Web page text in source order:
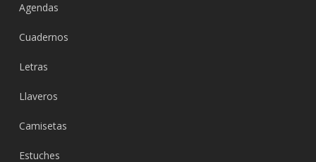
Agendas
Cuadernos
Letras
Llaveros
Camisetas
Estuches